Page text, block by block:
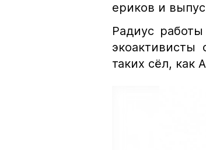
ериков и
Радиус
экоактивисты
таких сёл, как